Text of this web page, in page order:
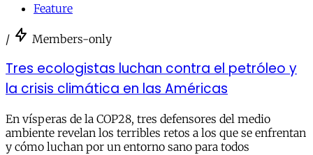
Feature
/ Members-only
Tres ecologistas luchan contra el petróleo y
la crisis climática en las Américas
En vísperas de la COP28, tres defensores del medio
ambiente revelan los terribles retos a los que se enfrentan
y cómo luchan por un entorno sano para todos